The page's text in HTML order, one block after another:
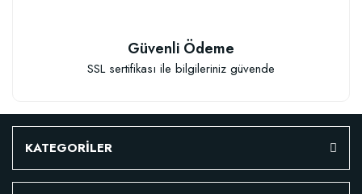
Güvenli Ödeme
SSL sertifikası ile bilgileriniz güvende
KATEGORİLER